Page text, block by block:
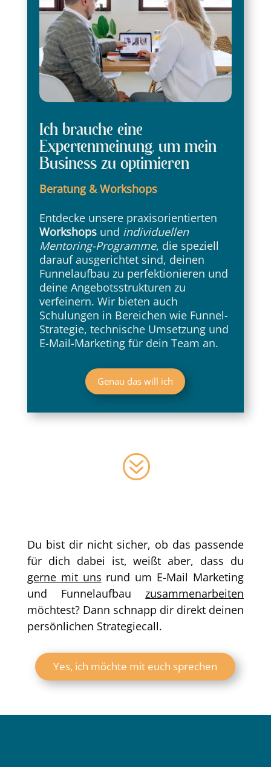
Ich brauche eine
Expertenmeinung, um mein
Business zu optimieren
Beratung & Workshops
Entdecke unsere praxisorientierten
Workshopsund individuellen
Mentoring-Programme, die speziell
darauf ausgerichtet sind, deinen
Funnelaufbau zu perfektionieren und
deine Angebotsstrukturen zu
verfeinern. Wir bieten auch
Schulungen in Bereichen wie Funnel-
Strategie, technische Umsetzung und
E-Mail-Marketing für dein Team an.
Genau das will ich
?
Du bist dir nicht sicher, ob das passende
für dich dabei ist, weißt aber, dass du
gerne mit uns rund um E-Mail Marketing
und Funnelaufbauzusammenarbeiten
möchtest? Dann schnapp dir direkt deinen
persönlichen Strategiecall.
Yes, ich möchte mit euch sprechen